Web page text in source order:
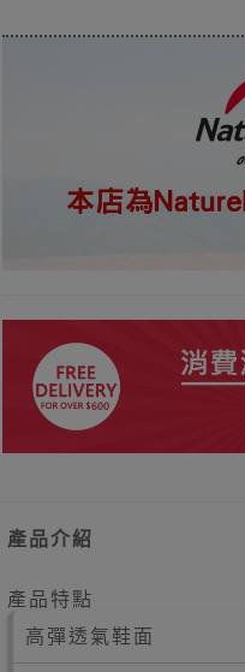
產品介紹
產品特點
高彈透氣鞋面